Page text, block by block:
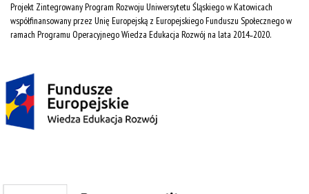
Projekt Zintegrowany Program Rozwoju Uniwersytetu Śląskiego w Katowicach
współfinansowany przez Unię Europejską z Europejskiego Funduszu Społecznego w
ramach Programu Operacyjnego Wiedza Edukacja Rozwój na lata 2014˗2020.